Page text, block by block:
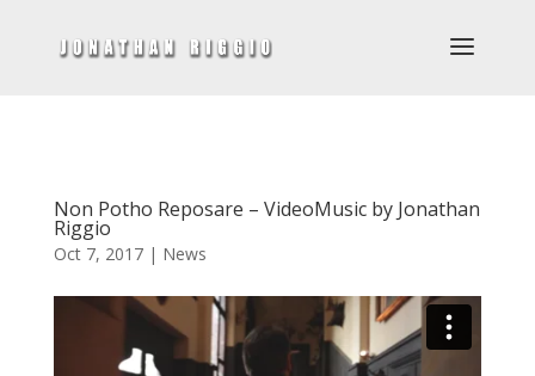
Non Potho Reposare – VideoMusic by Jonathan
Riggio
Oct 7, 2017| News